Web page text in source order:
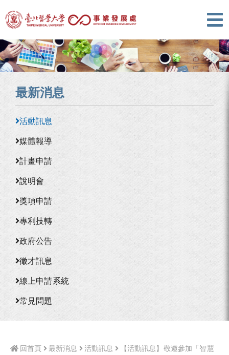
最新消息
活動訊息
媒體報導
計畫申請
說明會
獎項申請
專利技轉
政府公告
徵才訊息
線上申請系統
常見問題
回首頁 最新消息 活動訊息
【活動訊息】敬邀參加「智慧